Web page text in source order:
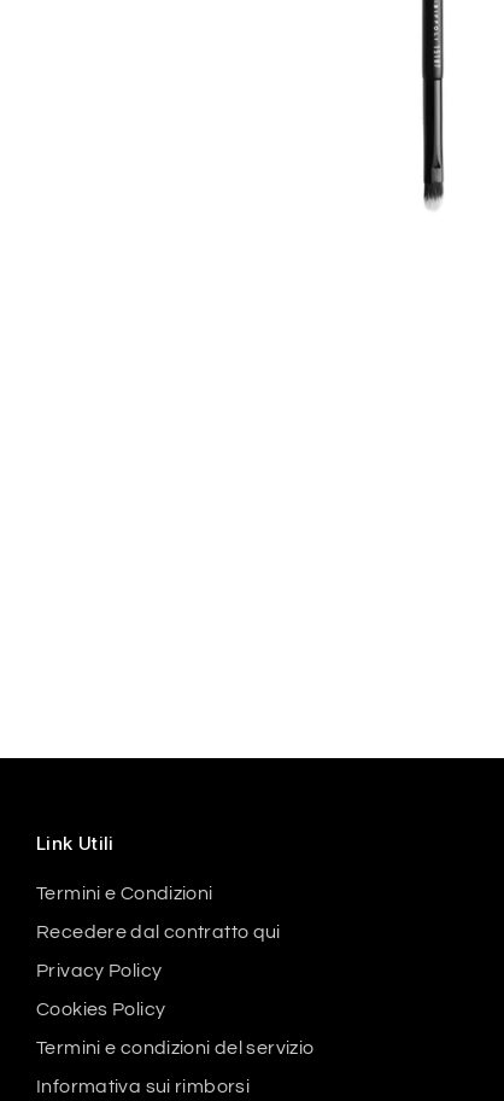
Link Utili
Termini e Condizioni
Recedere dal contratto qui
Privacy Policy
Cookies Policy
Termini e condizioni del servizio
Informativa sui rimborsi